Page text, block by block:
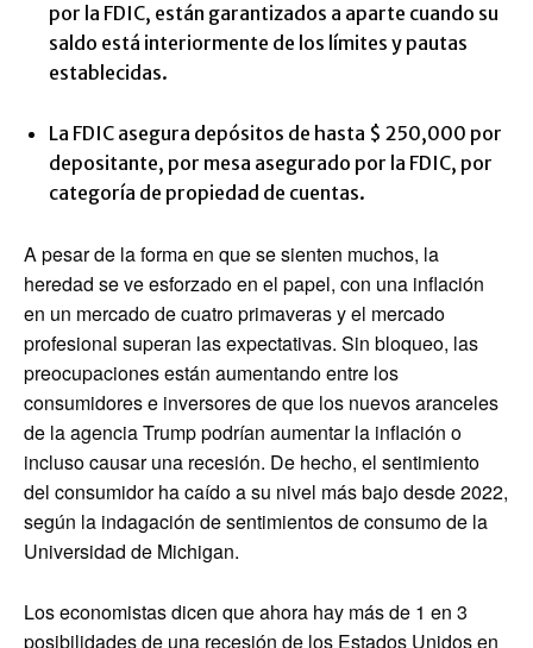
por la FDIC, están garantizados a aparte cuando su
saldo está interiormente de los límites y pautas
establecidas.
La FDIC asegura depósitos de hasta $ 250,000 por
depositante, por mesa asegurado por la FDIC, por
categoría de propiedad de cuentas.
A pesar de la forma en que se sienten muchos, la
heredad se ve esforzado en el papel, con una inflación
en un mercado de cuatro primaveras y el mercado
profesional superan las expectativas. Sin bloqueo, las
preocupaciones están aumentando entre los
consumidores e inversores de que los nuevos aranceles
de la agencia Trump podrían aumentar la inflación o
incluso causar una recesión. De hecho, el sentimiento
del consumidor ha caído a su nivel más bajo desde 2022,
según la indagación de sentimientos de consumo de la
Universidad de Michigan.
Los economistas dicen que ahora hay más de 1 en 3
posibilidades de una recesión de los Estados Unidos en